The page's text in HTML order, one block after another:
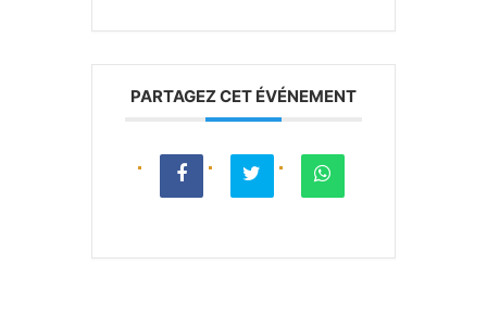
PARTAGEZ CET ÉVÉNEMENT